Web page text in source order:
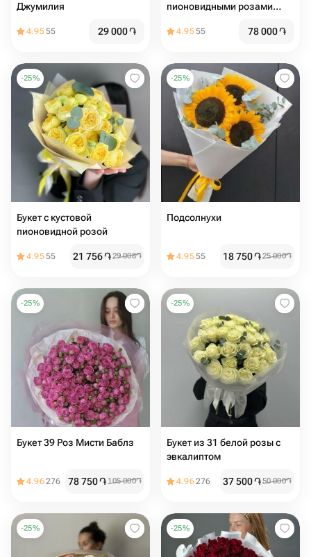
Джумилия
4.9555 29 000֏
пионовидными розами
4.9555 78 000֏
-25%
Букет с кустовой
пионовидной розой
4.9555 21 756֏29 008֏
-25%
Подсолнухи
4.9555 18 750֏25 000֏
-25%
Букет 39 Роз Мисти Баблз
4.96276 78 750֏ 105 000֏
-25%
Букет из 31 белой розы с
эвкалиптом
4.96276 37 500֏50 000֏
-25% -25%